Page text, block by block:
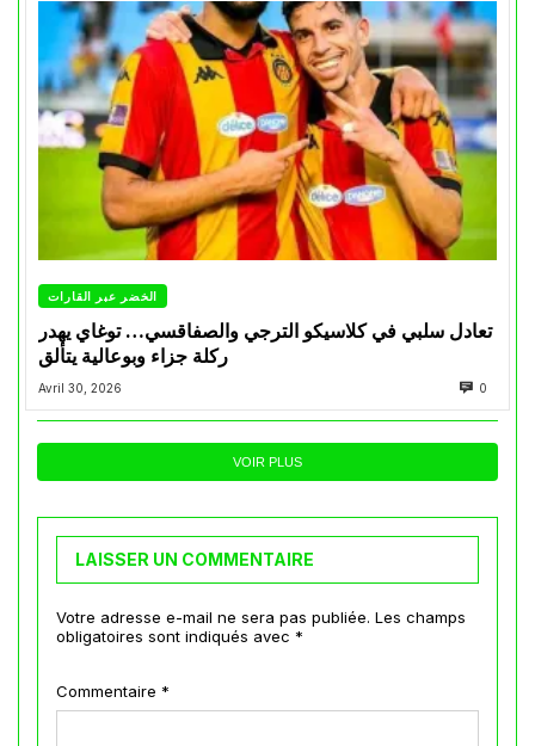
الخضر عبر القارات
تعادل سلبي في كلاسيكو الترجي والصفاقسي… توغاي يهدر
ركلة جزاء وبوعالية يتألق
Avril 30, 2026 0
VOIR PLUS
LAISSER UN COMMENTAIRE
Votre adresse e-mail ne sera pas publiée. Les champs
obligatoires sont indiqués avec *
Commentaire *